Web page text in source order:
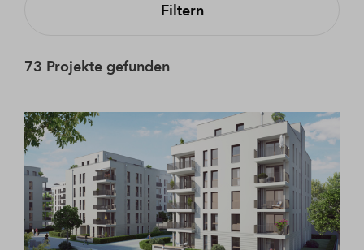
Filtern
73 Projekte gefunden